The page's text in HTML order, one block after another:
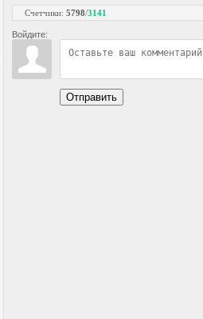
Счетчики: 5798/3141
Войдите:
Отправить